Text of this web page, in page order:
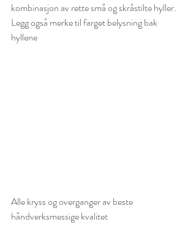
kombinasjon av rette små og skråstilte hyller.
Legg også merke til farget belysning bak
hyllene
Alle kryss og overganger av beste
håndverksmessige kvalitet